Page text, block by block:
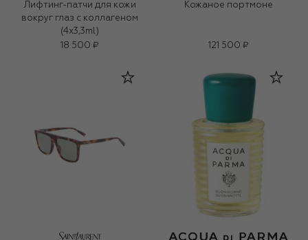
Лифтинг-патчи для кожи
вокруг глаз с коллагеном
(4x3,3ml)
18 500 ₽
Кожаное портмоне
121 500 ₽